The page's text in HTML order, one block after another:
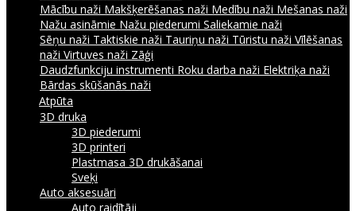
Mācību naži Makšķerēšanas naži Medību naži Mešanas naži
Nažu asināmie Nažu piederumi Saliekamie naži
Sēņu naži Taktiskie naži Tauriņu naži Tūristu naži Vīlēšanas
naži Virtuves naži Zāģi
Daudzfunkciju instrumenti Roku darba naži Elektriķa naži
Bārdas skūšanās naži
Atpūta
3D druka
3D piederumi
3D printeri
Plastmasa 3D drukāšanai
Sveķi
Auto aksesuāri
Auto raidītāji